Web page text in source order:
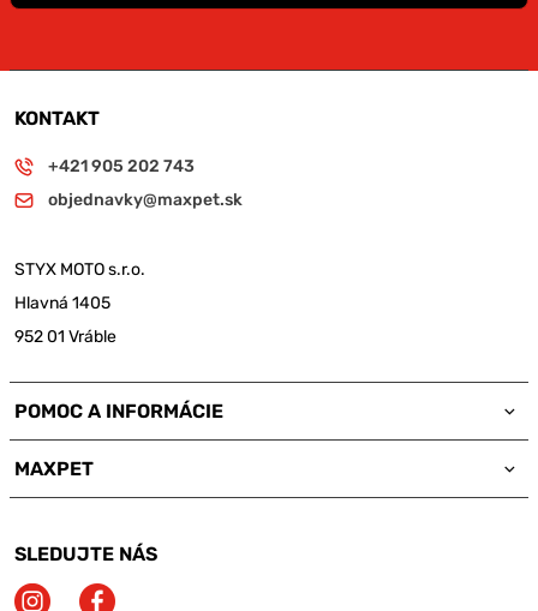
KONTAKT
+421 905 202 743
objednavky@maxpet.sk
STYX MOTO s.r.o.
Hlavná 1405
952 01 Vráble
POMOC A INFORMÁCIE
MAXPET
SLEDUJTE NÁS